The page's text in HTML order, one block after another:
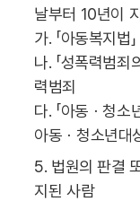
날부터 10년이
가. 「아동복지법
나. 「성폭력범
력범죄
다. 「아동ㆍ청
아동ㆍ청소년대
5. 법원의 판결
지된 사람